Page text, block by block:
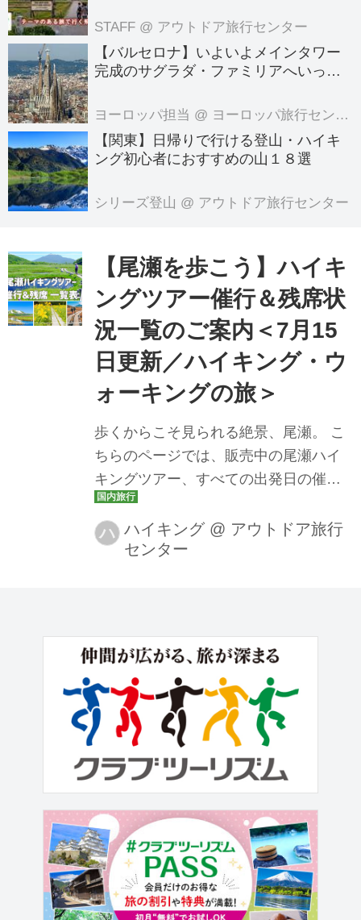
のテーマのある旅
STAFF @ アウトドア旅行センター
【バルセロナ】いよいよメインタワー
完成のサグラダ・ファミリアへいって
ヨーロッパ担当 @ ヨーロッパ旅行センター
【関東】日帰りで行ける登山・ハイキ
ング初心者におすすめの山１８選
シリーズ登山 @ アウトドア旅行センター
【尾瀬を歩こう】ハイキ
ングツアー催行＆残席状
況一覧のご案内＜7月15
日更新／ハイキング・ウ
ォーキングの旅＞
歩くからこそ見られる絶景、尾瀬。 こ
ちらのページでは、販売中の尾瀬ハイ
キングツアー、すべての出発日の催行
状況や空席状況を、一覧で一目で確認
することができます！ 気になるツアー
がございましたら、各コースのタイト
ンをクリックすると、該当箇所へジャ
ンプします↓↓ 尾瀬ハイキングツアー一
覧 コース名をクリックするとご予約い
ただけます。 ※交通手段、現地施設等
の都合により早めに締め切る場合もご
ざいますので、ご検討のコースがあれ
ばお早めにお申し込みをご検討くださ
ハ ハイキング @ アウトドア旅行
センター